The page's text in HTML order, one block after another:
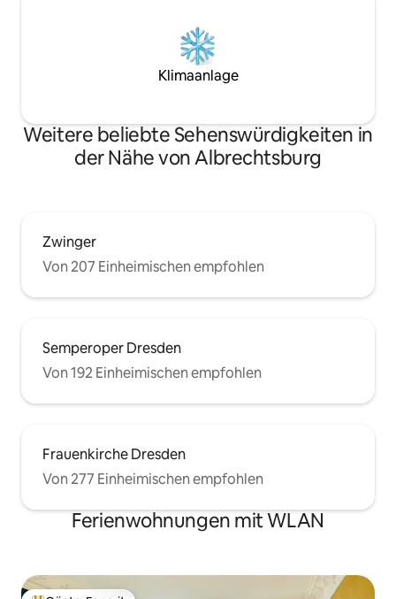
Klimaanlage
Weitere beliebte Sehenswürdigkeiten in
der Nähe von Albrechtsburg
Zwinger
Von 207 Einheimischen empfohlen
Semperoper Dresden
Von 192 Einheimischen empfohlen
Frauenkirche Dresden
Von 277 Einheimischen empfohlen
Ferienwohnungen mit WLAN